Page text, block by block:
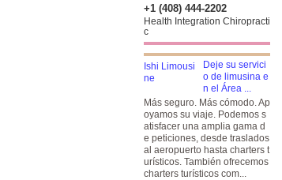
+1 (408) 444-2202
Health Integration Chiropracti
c
Deje su servici
o de limusina e
n el Área ...
Más seguro. Más cómodo. Ap
oyamos su viaje. Podemos s
atisfacer una amplia gama d
e peticiones, desde traslados
al aeropuerto hasta charters t
urísticos. También ofrecemos
charters turísticos com...